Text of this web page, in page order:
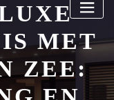
MET
ZEE: